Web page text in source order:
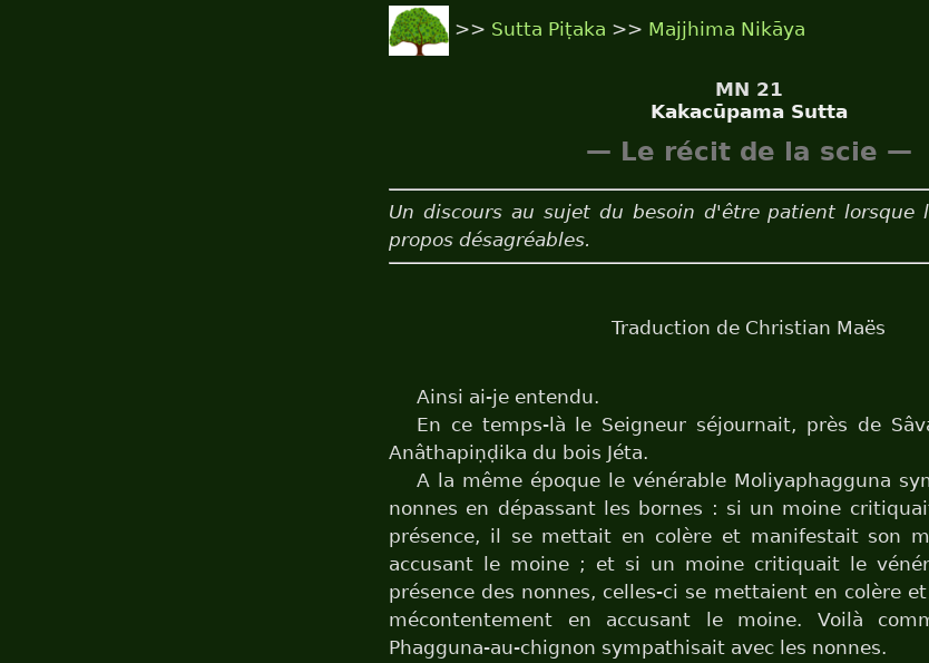
>> Sutta Piṭaka >> Majjhima Nikāya
MN 21
Kakacūpama Sutta
— Le récit de la scie —
Un discours au sujet du besoin d'être patient lorsque
propos désagréables.
Traduction de Christian Maës
Ainsi ai-je entendu.
En ce temps-là le Seigneur séjournait, près de
Anâthapiṇḍika du bois Jéta.
A la même époque le vénérable Moliyaphagguna
nonnes en dépassant les bornes : si un moine
présence, il se mettait en colère et manifestait son
accusant le moine ; et si un moine critiquait le
présence des nonnes, celles-ci se mettaient en colère
mécontentement en accusant le moine. Voilà
Phagguna-au-chignon sympathisait avec les nonnes.